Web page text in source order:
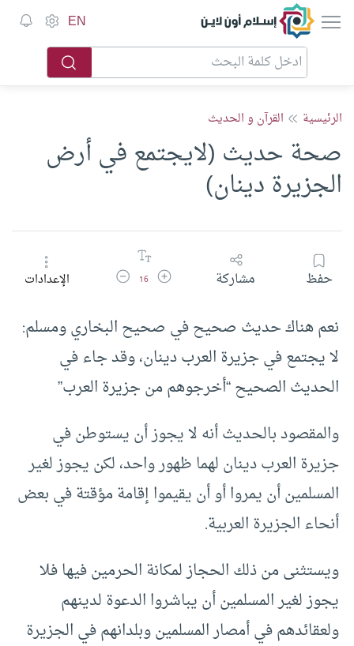
إسلام أون لاين EN
الرئيسية القرآن و الحديث
صحة حديث (لايجتمع في أرض
الجزيرة دينان)
حفظ مشاركة زيادة حجم الخط
16 تقليل حجم الخطالإعدادات
نعم هناك حديث صحيح في صحيح البخاري ومسلم:
لا يجتمع في جزيرة العرب دينان، وقد جاء في
الحديث الصحيح “أخرجوهم من جزيرة العرب”
والمقصود بالحديث أنه لا يجوز أن يستوطن في
جزيرة العرب دينان لهما ظهور واحد، لكن يجوز لغير
المسلمين أن يمروا أو أن يقيموا إقامة مؤقتة في بعض
أنحاء الجزيرة العربية.
ويستثنى من ذلك الحجاز لمكانة الحرمين فيها فلا
يجوز لغير المسلمين أن يباشروا الدعوة لدينهم
ولعقائدهم في أمصار المسلمين وبلدانهم في الجزيرة